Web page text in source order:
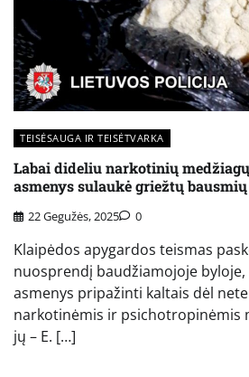
TEISĖSAUGA IR TEISĖTVARKA
Labai dideliu narkotinių
asmenys sulaukė griežtų bausmių
22 Gegužės, 2025 0
Klaipėdos apygardos teismas
nuosprendį baudžiamojoje
asmenys pripažinti kaltais dėl
narkotinėmis ir psichotropinėmis
jų – E. […]